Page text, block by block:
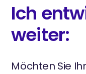
Ich
weiter:
Möchten Sie